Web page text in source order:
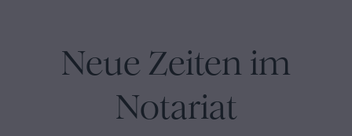
Neue Zeiten im
Notariat